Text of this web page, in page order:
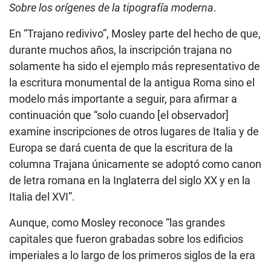
Sobre los orígenes de la tipografía moderna.
En “Trajano redivivo”, Mosley parte del hecho de que,
durante muchos años, la inscripción trajana no
solamente ha sido el ejemplo más representativo de
la escritura monumental de la antigua Roma sino el
modelo más importante a seguir, para afirmar a
continuación que “solo cuando [el observador]
examine inscripciones de otros lugares de Italia y de
Europa se dará cuenta de que la escritura de la
columna Trajana únicamente se adoptó como canon
de letra romana en la Inglaterra del siglo XX y en la
Italia del XVI”.
Aunque, como Mosley reconoce “las grandes
capitales que fueron grabadas sobre los edificios
imperiales a lo largo de los primeros siglos de la era